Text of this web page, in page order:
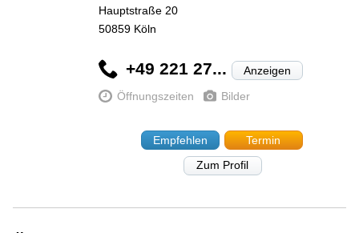
Hauptstraße 20
50859 Köln
+49 221 27... Anzeigen
Öffnungszeiten Bilder
Empfehlen
Termin
Zum Profil